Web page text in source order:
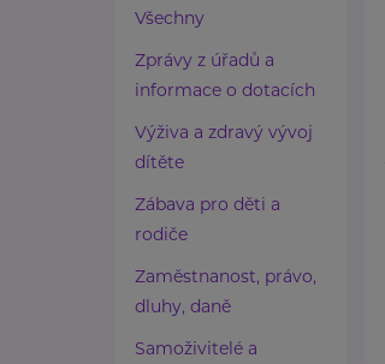
Všechny
Zprávy z úřadů a
informace o dotacích
Výživa a zdravý vývoj
dítěte
Zábava pro děti a
rodiče
Zaměstnanost, právo,
dluhy, daně
Samoživitelé a